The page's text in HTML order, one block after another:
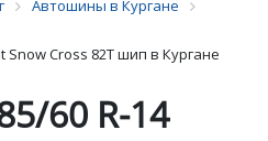
Автошины в Кургане
Cross 82T шип в Кургане
60 R-14